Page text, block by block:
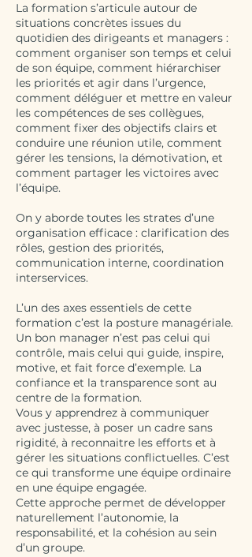
La formation s’articule autour de
situations concrètes issues du
quotidien des dirigeants et managers :
comment organiser son temps et celui
de son équipe, comment hiérarchiser
les priorités et agir dans l’urgence,
comment déléguer et mettre en valeur
les compétences de ses collègues,
comment fixer des objectifs clairs et
conduire une réunion utile, comment
gérer les tensions, la démotivation, et
comment partager les victoires avec
l’équipe.
On y aborde toutes les strates d’une
organisation efficace : clarification des
rôles, gestion des priorités,
communication interne, coordination
interservices.
L’un des axes essentiels de cette
formation c’est la posture managériale.
Un bon manager n’est pas celui qui
contrôle, mais celui qui guide, inspire,
motive, et fait force d’exemple. La
confiance et la transparence sont au
centre de la formation.
Vous y apprendrez à communiquer
avec justesse, à poser un cadre sans
rigidité, à reconnaitre les efforts et à
gérer les situations conflictuelles. C’est
ce qui transforme une équipe ordinaire
en une équipe engagée.
Cette approche permet de développer
naturellement l’autonomie, la
responsabilité, et la cohésion au sein
d’un groupe.